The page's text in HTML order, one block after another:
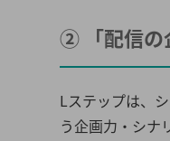
② 「配信の
Lステップは、
う企画力・シナ